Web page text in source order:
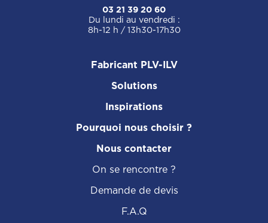
03 21 39 20 60
Du lundi au vendredi :
8h-12 h / 13h30-17h30
Fabricant PLV-ILV
Solutions
Inspirations
Pourquoi nous choisir ?
Nous contacter
On se rencontre ?
Demande de devis
F.A.Q